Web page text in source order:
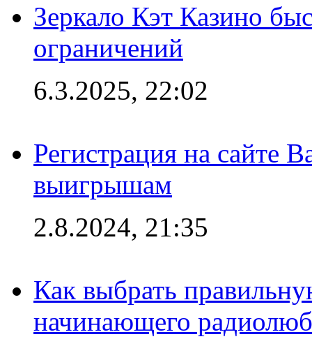
Зеркало Кэт Казино
ограничений
6.3.2025, 22:02
Регистрация на сайте
выигрышам
2.8.2024, 21:35
Как выбрать
начинающего